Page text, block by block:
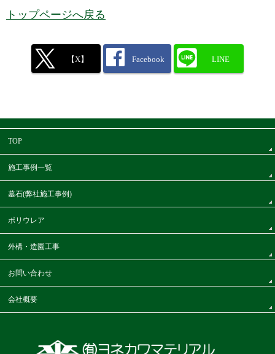
トップページへ戻る
【X】 Facebook LINE
TOP
施工事例一覧
墓石(弊社施工事例)
ポリウレア
外構・造園工事
お問い合わせ
会社概要